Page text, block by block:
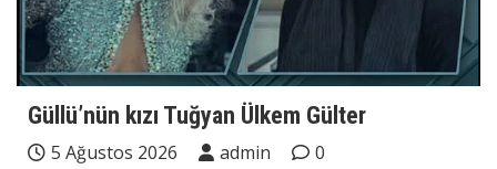
Güllü’nün kızı Tuğyan Ülkem Gülter
5 Ağustos 2026 admin
0